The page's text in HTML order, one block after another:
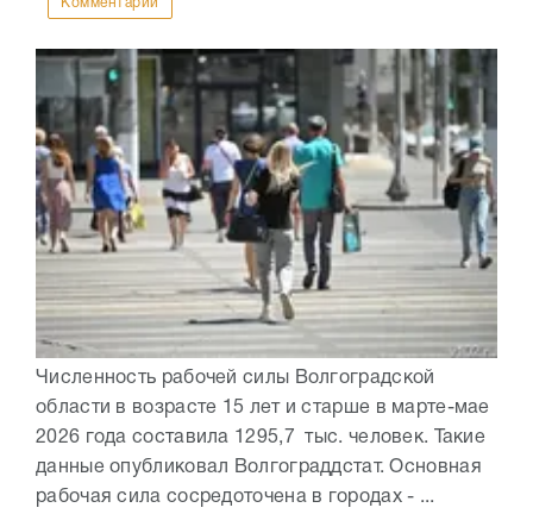
Комментарии
Численность рабочей силы Волгоградской
области в возрасте 15 лет и старше в марте-мае
2026 года составила 1295,7 тыс. человек. Такие
данные опубликовал Волгограддстат. Основная
рабочая сила сосредоточена в городах - ...